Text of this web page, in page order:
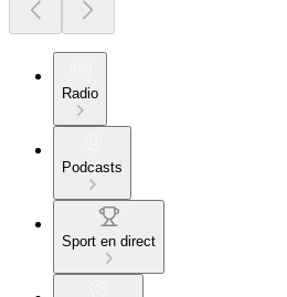
Radio
Podcasts
Sport en direct